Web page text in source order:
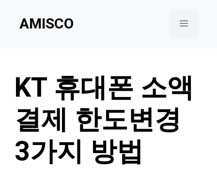
AMISCO Menu
KT 휴대폰 소액
결제 한도변경
3가지 방법